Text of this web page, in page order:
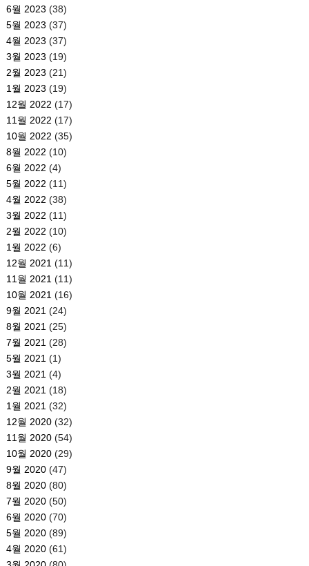
6월 2023 (38)
5월 2023 (37)
4월 2023 (37)
3월 2023 (19)
2월 2023 (21)
1월 2023 (19)
12월 2022 (17)
11월 2022 (17)
10월 2022 (35)
8월 2022 (10)
6월 2022 (4)
5월 2022 (11)
4월 2022 (38)
3월 2022 (11)
2월 2022 (10)
1월 2022 (6)
12월 2021 (11)
11월 2021 (11)
10월 2021 (16)
9월 2021 (24)
8월 2021 (25)
7월 2021 (28)
5월 2021 (1)
3월 2021 (4)
2월 2021 (18)
1월 2021 (32)
12월 2020(32)
11월 2020(54)
10월 2020(29)
9월 2020(47)
8월 2020(80)
7월 2020(50)
6월 2020(70)
5월 2020(89)
4월 2020(61)